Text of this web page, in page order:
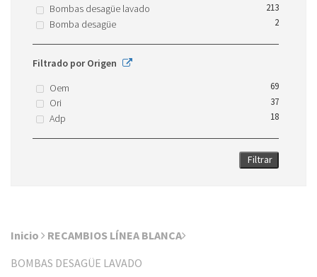
Bombas desagüe lavado
213
Bomba desagüe 2
Filtrado por Origen
Oem
69
Ori 37
Adp 18
Filtrar
Inicio
RECAMBIOS LÍNEA BLANCA
BOMBAS DESAGÜE LAVADO